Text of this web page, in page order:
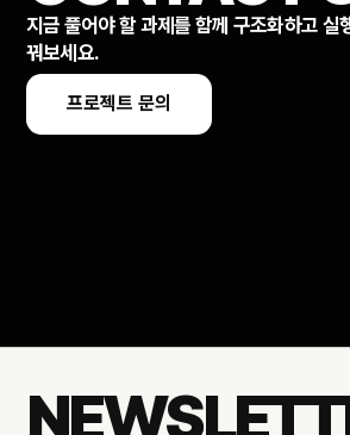
지금 풀어야 할 과제를 함께 구조화하고 실
꿔보세요.
프로젝트 문의